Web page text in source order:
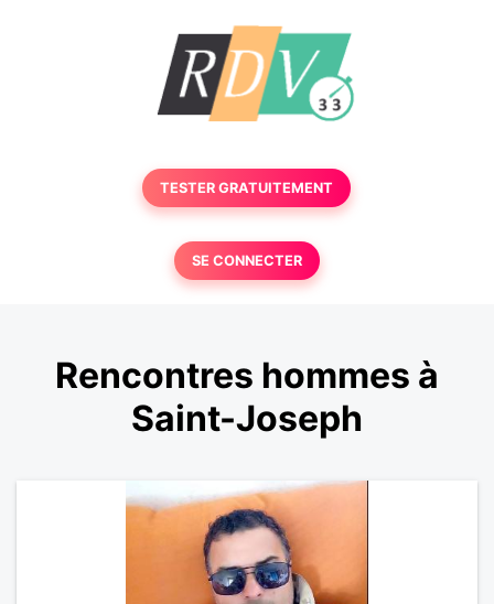
TESTER GRATUITEMENT
SE CONNECTER
Rencontres hommes à
Saint-Joseph